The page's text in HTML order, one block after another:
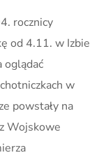
rocznicy
od 4.11. w Izbie
oglądać
w
powstały na
Wojskowe